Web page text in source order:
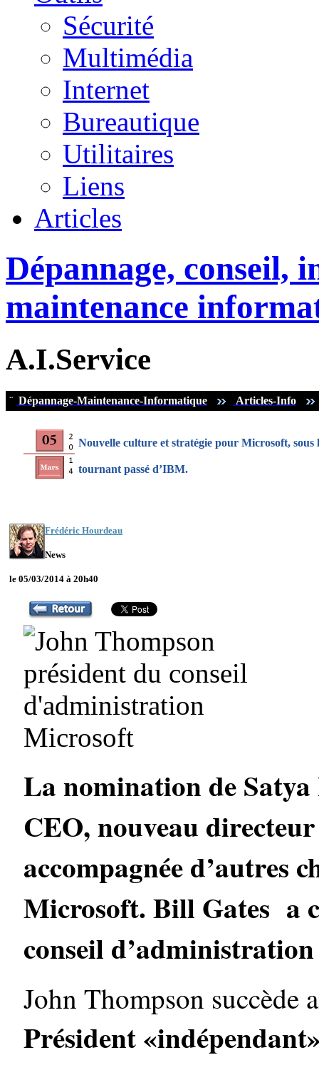
Sécurité
Multimédia
Internet
Bureautique
Utilitaires
Liens
Articles
Dépannage, conseil,
maintenance
A.I.Service
¨ Dépannage-Maintenance-Informatique Articles-Info
Nouvelle culture et stratégie pour Microsoft, sous
tournant passé d’IBM.
Frédéric Hourdeau
News
le 05/03/2014 à 20h40
La nomination de
CEO, nouveau
accompagnée d’autres
Microsoft. Bill Gates a
conseil
John Thompson succède
Président